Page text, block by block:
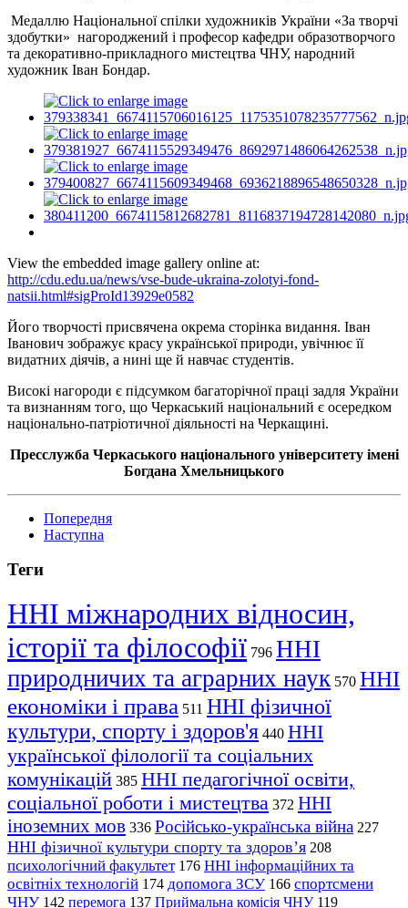
Медаллю Національної спілки художників України «За творчі
здобутки» нагороджений і професор кафедри образотворчого
та декоративно-прикладного мистецтва ЧНУ, народний
художник Іван Бондар.
View the embedded image gallery online at:
http://cdu.edu.ua/news/vse-bude-ukraina-zolotyi-fond-
natsii.html#sigProId13929e0582
Його творчості присвячена окрема сторінка видання. Іван
Іванович зображує красу української природи, увічнює її
видатних діячів, а нині ще й навчає студентів.
Високі нагороди є підсумком багаторічної праці задля України
та визнанням того, що Черкаський національний є осередком
національно-патріотичної діяльності на Черкащині.
Пресслужба Черкаського національного університету імені
Богдана Хмельницького
Попередня
Наступна
Теги
ННІ міжнародних відносин,
історії та філософії 796 ННІ
природничих та аграрних наук 570 ННІ
економіки і права 511 ННІ фізичної
культури, спорту і здоров'я 440 ННІ
української філології та соціальних
комунікацій 385 ННІ педагогічної освіти,
соціальної роботи і мистецтва 372 ННІ
іноземних мов 336 Російсько-українська війна 227
ННІ фізичної культури спорту та здоров’я 208
психологічний факультет 176 ННІ інформаційних та
освітніх технологій 174 допомога ЗСУ 166 спортсмени
ЧНУ 142 перемога 137 Приймальна комісія ЧНУ 119